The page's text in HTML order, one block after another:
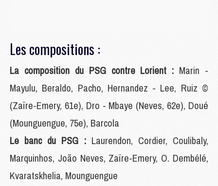
Les compositions :
La composition du PSG contre Lorient : Marin -
Mayulu, Beraldo, Pacho, Hernandez - Lee, Ruiz ©
(Zaïre-Emery, 61e), Dro - Mbaye (Neves, 62e), Doué
(Mounguengue, 75e), Barcola
Le banc du PSG : Laurendon, Cordier, Coulibaly,
Marquinhos, João Neves, Zaïre-Emery, O. Dembélé,
Kvaratskhelia, Mounguengue